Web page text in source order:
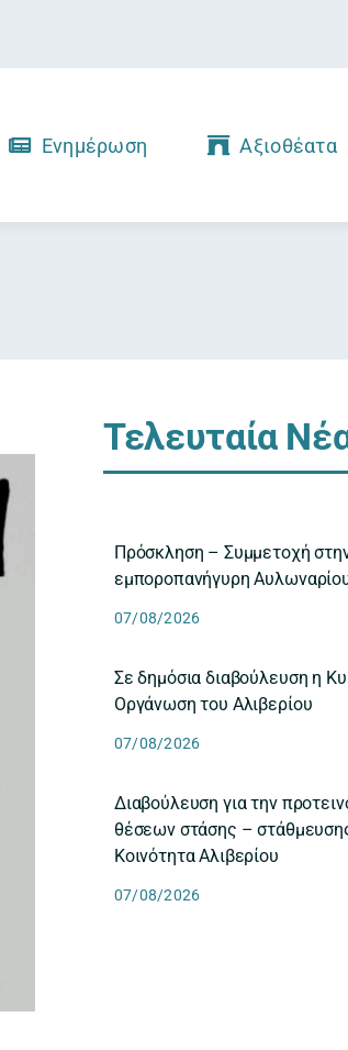
Ενημέρωση Αξιοθέατα
Τελευταία
Πρόσκληση – Συμμετοχή
εμποροπανήγυρη
07/08/2026
Σε δημόσια διαβούλευση η
Οργάνωση του Αλιβερίου
07/08/2026
Διαβούλευση για την
θέσεων στάσης –
Κοινότητα Αλιβερίου
07/08/2026